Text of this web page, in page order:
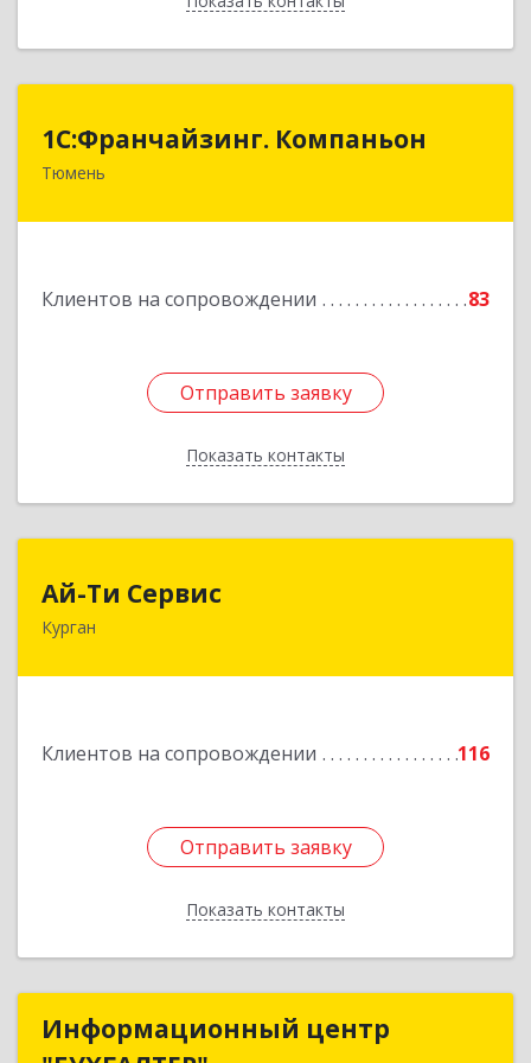
1С:Франчайзинг. Компаньон
Тюмень
Клиентов на сопровождении 83
Отправить заявку
Показать контакты
1С:Франчайзинг. Компаньон
Отправить заявку
Назад
Ай-Ти Сервис
Курган
Клиентов на сопровождении 116
Отправить заявку
Показать контакты
Отправить заявку
Назад
Информационный центр
Информационный центр